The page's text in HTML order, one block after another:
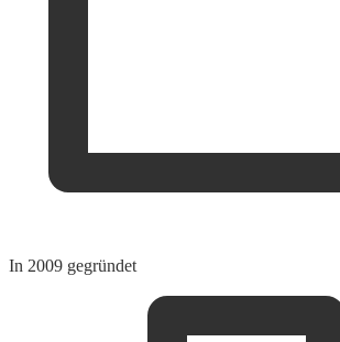
In 2009 gegründet